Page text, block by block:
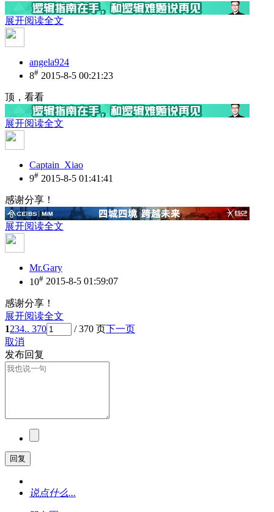
展开阅读全文
angela924
8# 2015-8-5 00:21:23
顶，看看
展开阅读全文
Captain_Xiao
9# 2015-8-5 01:41:41
感谢分享！
展开阅读全文
Mr.Gary
10# 2015-8-5 01:59:07
感谢分享！
展开阅读全文
1234.. 370 / 370 页下一页
取消
发布回复
回复
说点什么...